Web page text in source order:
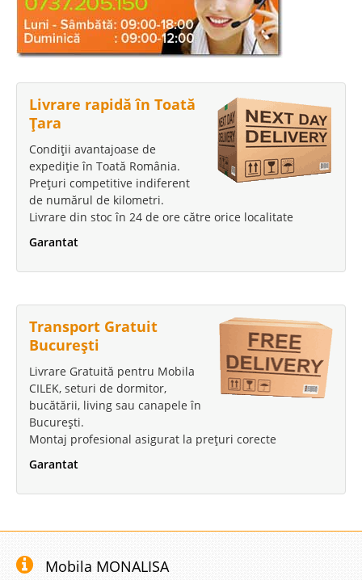
Livrare rapidă în Toată
Țara
Condiții avantajoase de
expediție în Toată România.
Prețuri competitive indiferent
de numărul de kilometri.
Livrare din stoc în 24 de ore către orice localitate
Garantat
Transport Gratuit
București
Livrare Gratuită pentru Mobila
CILEK, seturi de dormitor,
bucătării, living sau canapele în
București.
Montaj profesional asigurat la prețuri corecte
Garantat
Mobila MONALISA